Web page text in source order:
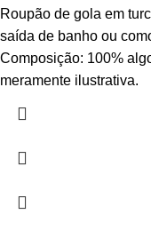
Roupão de gola em
saída de banho ou
Composição: 100%
meramente ilustrativa.